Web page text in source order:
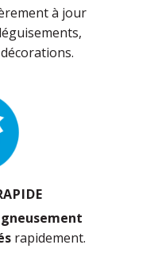
à jour
rapidement.